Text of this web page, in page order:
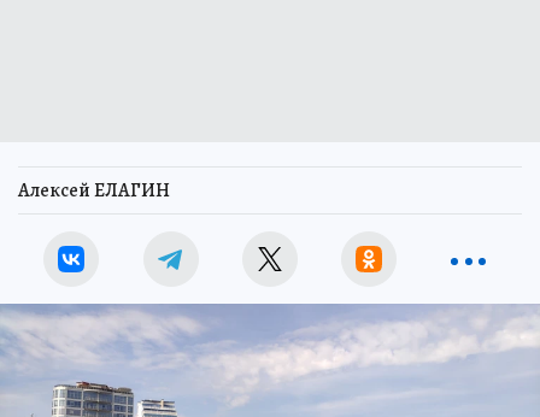
Алексей ЕЛАГИН